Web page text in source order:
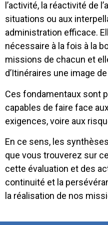
l’activité, la réactivité de
situations ou aux
administration efficace.
nécessaire à la fois à la
missions de chacun et
d’Itinéraires une image
Ces fondamentaux sont
capables de faire face
exigences, voire aux
En ce sens, les
que vous trouverez sur
cette évaluation et des
continuité et la
la réalisation de nos